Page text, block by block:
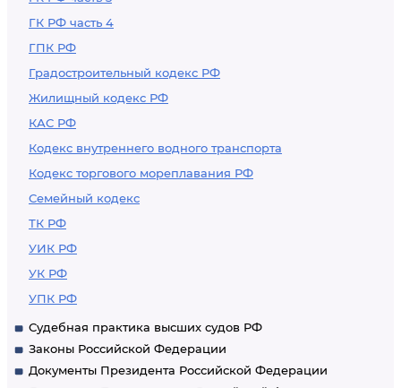
ГК РФ часть 4
ГПК РФ
Градостроительный кодекс РФ
Жилищный кодекс РФ
КАС РФ
Кодекс внутреннего водного транспорта
Кодекс торгового мореплавания РФ
Семейный кодекс
ТК РФ
УИК РФ
УК РФ
УПК РФ
Судебная практика высших судов РФ
Законы Российской Федерации
Документы Президента Российской Федерации